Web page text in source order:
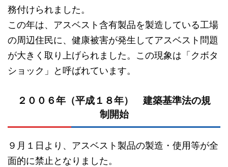
務付けられました。
この年は、アスベスト含有製品を製造している工場
の周辺住民に、健康被害が発生してアスベスト問題
が大きく取り上げられました。この現象は「クボタ
ショック」と呼ばれています。
２００６年（平成１８年） 建築基準法の規
制開始
９月１日より、アスベスト製品の製造・使用等が全
面的に禁止となりました。